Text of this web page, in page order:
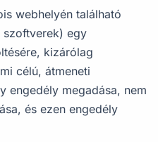
webhelyén található
egy
kizárólag
célú, átmeneti
engedély megadása, nem
és ezen engedély